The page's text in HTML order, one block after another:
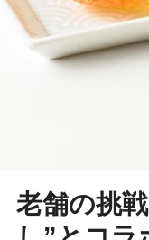
老舗の挑